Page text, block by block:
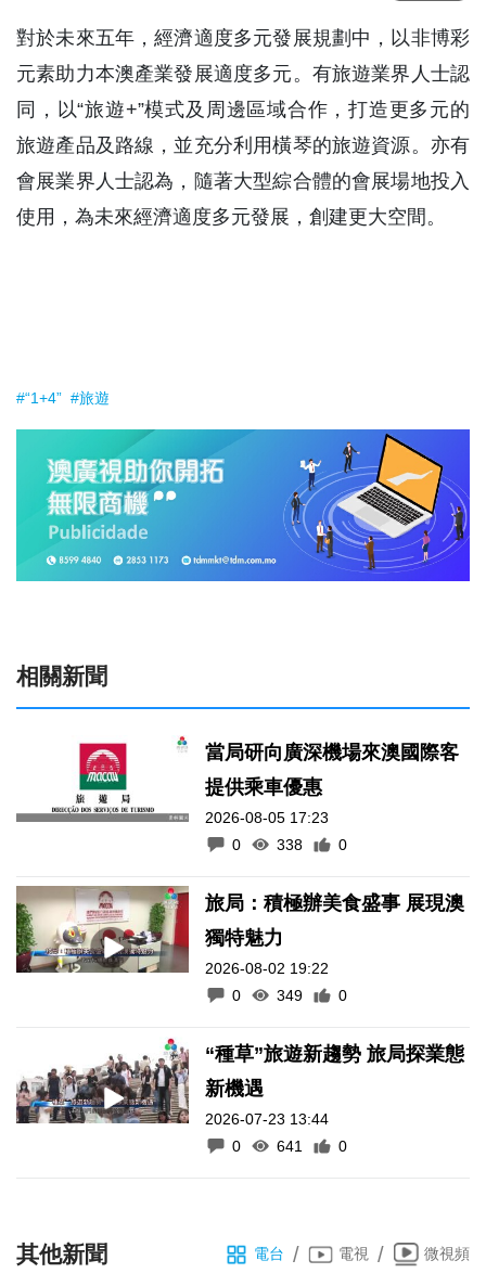
對於未來五年，經濟適度多元發展規劃中，以非博彩
元素助力本澳產業發展適度多元。有旅遊業界人士認
同，以“旅遊+”模式及周邊區域合作，打造更多元的
旅遊產品及路線，並充分利用橫琴的旅遊資源。亦有
會展業界人士認為，隨著大型綜合體的會展場地投入
使用，為未來經濟適度多元發展，創建更大空間。
#“1+4” #旅遊
相關新聞
當局研向廣深機場來澳國際客
提供乘車優惠
2026-08-05 17:23
0
338 0
旅局：積極辦美食盛事 展現澳
獨特魅力
2026-08-02 19:22
0
349 0
“種草”旅遊新趨勢 旅局探業態
新機遇
2026-07-23 13:44
0
641 0
其他新聞 電台 / 電視 / 微視頻